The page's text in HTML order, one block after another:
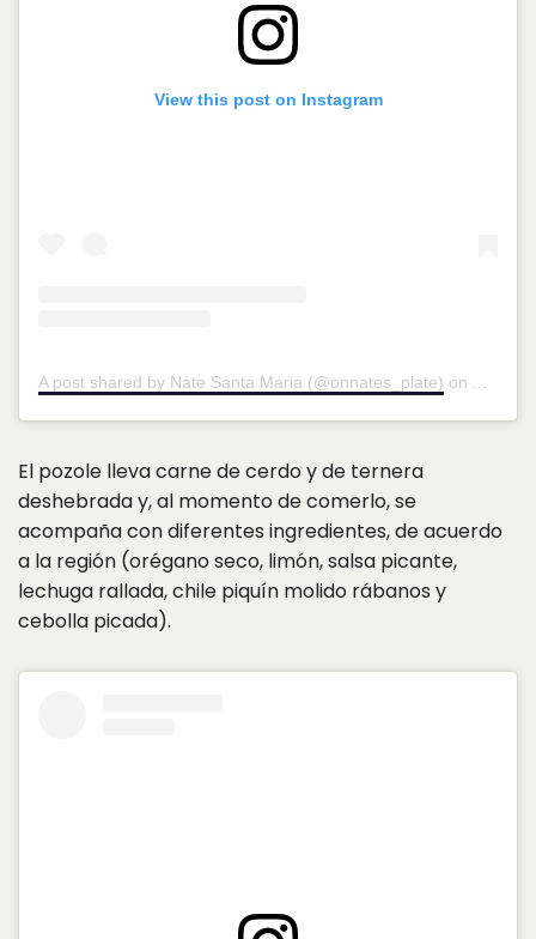
View this post on Instagram
A post shared by Nate Santa Maria (@onnates_plate) on
El pozole lleva carne de cerdo y de ternera
deshebrada y, al momento de comerlo, se
acompaña con diferentes ingredientes, de acuerdo
a la región (orégano seco, limón, salsa picante,
lechuga rallada, chile piquín molido rábanos y
cebolla picada).